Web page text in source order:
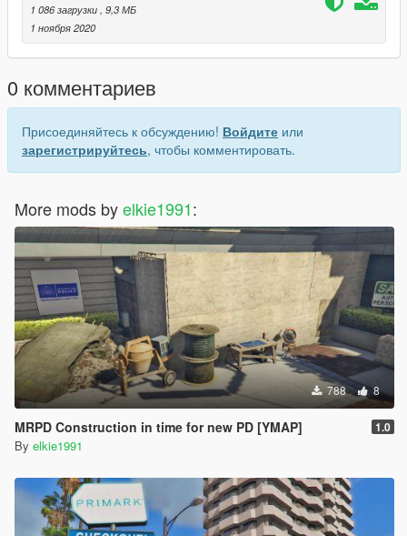
1 086 загрузки , 9,3 МБ
1 ноября 2020
0 комментариев
Присоединяйтесь к обсуждению! Войдите или
зарегистрируйтесь, чтобы комментировать.
More mods byelkie1991:
788 8
MRPD Construction in time for new PD [YMAP] 1.0
By elkie1991